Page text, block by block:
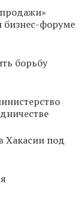
бизнес-форуме
борьбу
Хакасии под